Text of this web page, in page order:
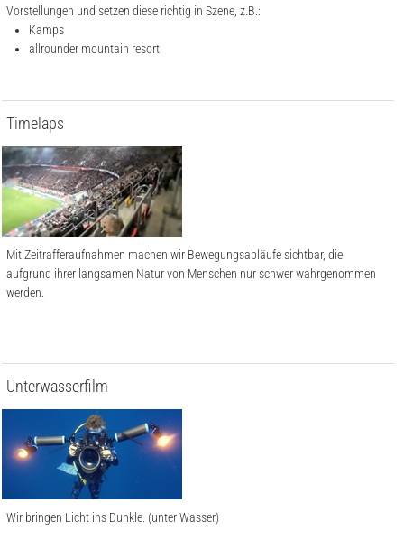
Vorstellungen und setzen diese richtig in Szene, z.B.:
Kamps
allrounder mountain resort
Timelaps
Mit Zeitrafferaufnahmen machen wir Bewegungsabläufe sichtbar, die
aufgrund ihrer langsamen Natur von Menschen nur schwer wahrgenommen
werden.
Unterwasserfilm
Wir bringen Licht ins Dunkle. (unter Wasser)